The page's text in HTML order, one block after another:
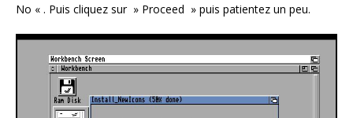
No « . Puis cliquez sur » Proceed » puis patientez un peu.